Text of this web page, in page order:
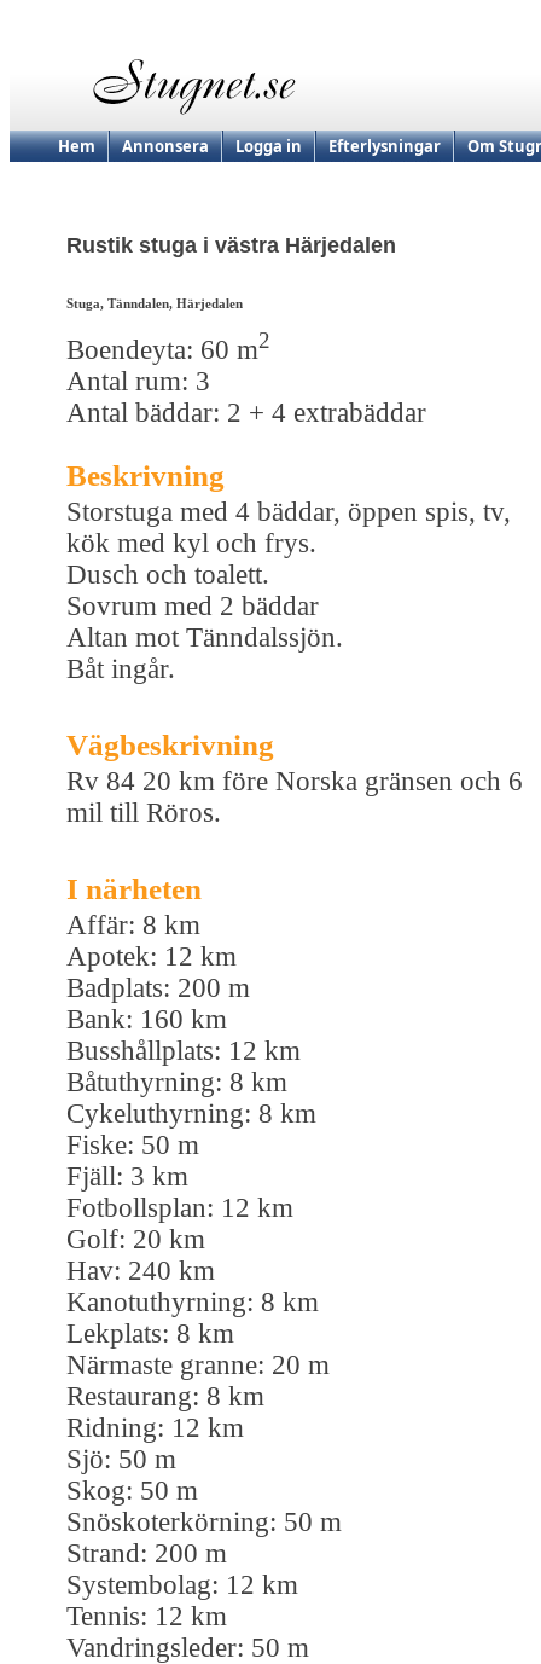
Hem Annonsera Logga in Efterlysningar Om
Rustik stuga i västra Härjedalen
Stuga, Tänndalen, Härjedalen
Boendeyta: 60 m2
Antal rum: 3
Antal bäddar: 2 + 4 extrabäddar
Beskrivning
Storstuga med 4 bäddar, öppen spis, tv,
kök med kyl och frys.
Dusch och toalett.
Sovrum med 2 bäddar
Altan mot Tänndalssjön.
Båt ingår.
Vägbeskrivning
Rv 84 20 km före Norska gränsen och 6
mil till Röros.
I närheten
Affär: 8 km
Apotek: 12 km
Badplats: 200 m
Bank: 160 km
Busshållplats: 12 km
Båtuthyrning: 8 km
Cykeluthyrning: 8 km
Fiske: 50 m
Fjäll: 3 km
Fotbollsplan: 12 km
Golf: 20 km
Hav: 240 km
Kanotuthyrning: 8 km
Lekplats: 8 km
Närmaste granne: 20 m
Restaurang: 8 km
Ridning: 12 km
Sjö: 50 m
Skog: 50 m
Snöskoterkörning: 50 m
Strand: 200 m
Systembolag: 12 km
Tennis: 12 km
Vandringsleder: 50 m